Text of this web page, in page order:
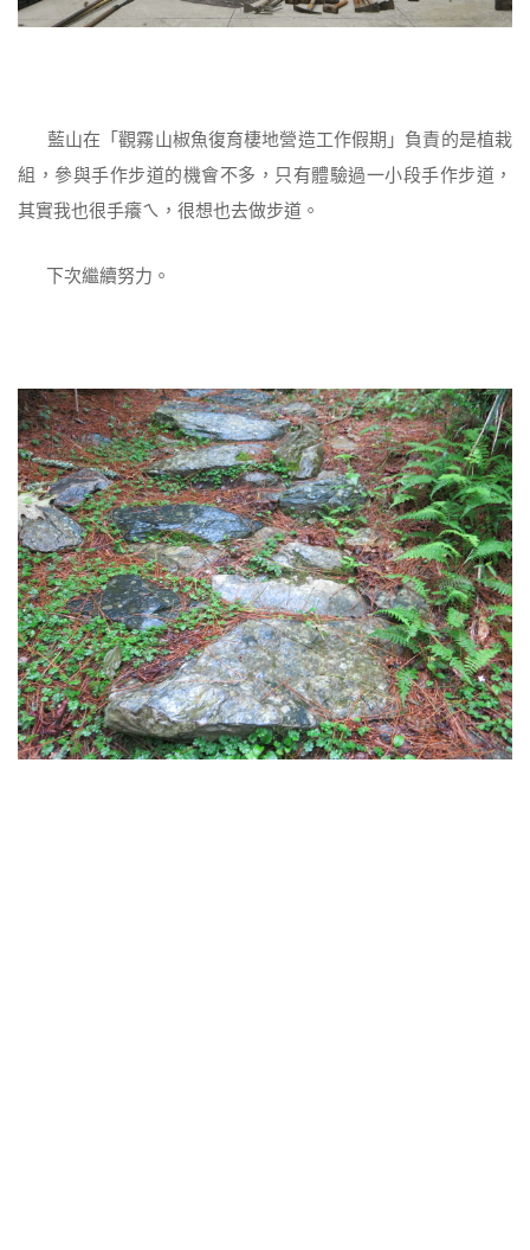
藍山在「觀霧山椒魚復育棲地營造工作假期」負責的是植栽
組，參與手作步道的機會不多，只有體驗過一小段手作步道，
其實我也很手癢ㄟ，很想也去做步道。
下次繼續努力。